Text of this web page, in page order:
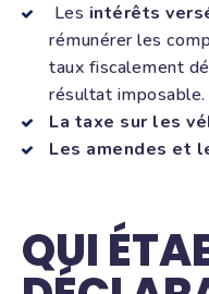
Les intérêts
rémunérer les
taux fiscalement
résultat imposable.
La taxe sur les
Les amendes et
QUI